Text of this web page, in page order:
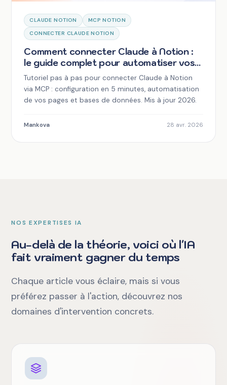
CLAUDE NOTION
MCP NOTION
CONNECTER CLAUDE NOTION
Comment connecter Claude à Notion :
le guide complet pour automatiser vos
workflows
Tutoriel pas à pas pour connecter Claude à Notion
via MCP : configuration en 5 minutes, automatisation
de vos pages et bases de données. Mis à jour 2026.
Mankova 28 avr. 2026
NOS EXPERTISES IA
Au-delà de la théorie, voici où l'IA
fait vraiment gagner du temps
Chaque article vous éclaire, mais si vous
préférez passer à l'action, découvrez nos
domaines d'intervention concrets.